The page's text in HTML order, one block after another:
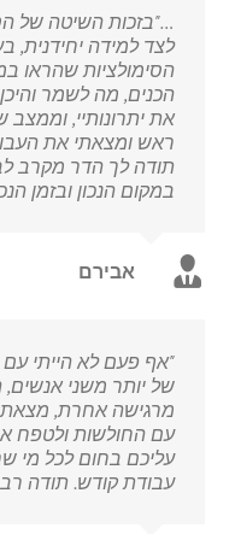
…"בזכות השיטה של
לצד למידה יחידנית,
הסימולציות שהראו
הכנים, מה לשמר
את יתרונותיי,
ראש ומצאתי את
תודה לך הדר מקרב
במקום הנכון ובזמן
אבירם
"אף פעם לא הייתי
של יותר משני אנשים,
מרגישה אחרת,
עם החולשות ולטפח
עליכם בחום לכל מי
עבודת קודש. תודה